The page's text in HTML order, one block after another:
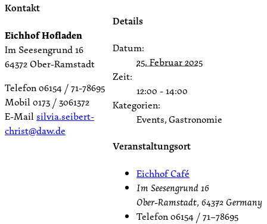
Details
Datum:
25. Februar 2025
Zeit:
12:00 - 14:00
Kategorien:
Events, Gastronomie
Veranstaltungsort
Eichhof Café
Im Seesengrund 16
Ober-Ramstadt, 64372 Germany
Telefon06154 / 71–78695
Kontakt
Eichhof Hofladen
Im Seesengrund 16
64372 Ober-Ramstadt
Telefon 06154 / 71-78695
Mobil 0173 / 3061372
E-Mailsilvia.seibert-
christ@daw.de